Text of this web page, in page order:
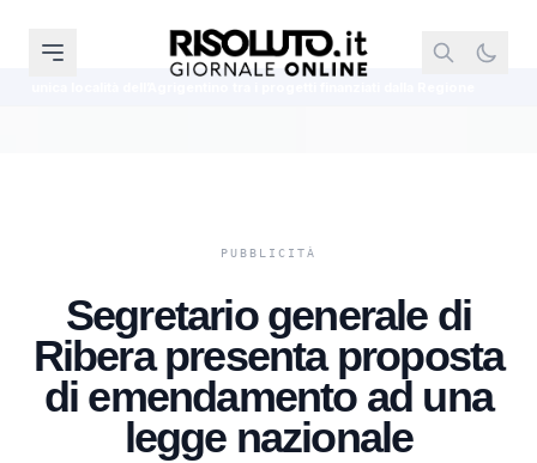
Segretario generale di
Ribera presenta proposta
di emendamento ad una
legge nazionale